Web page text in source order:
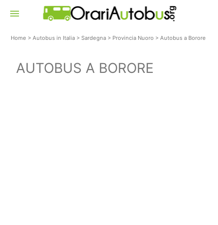
menu
Home >Autobus in Italia >Sardegna > Provincia Nuoro >Autobus a Borore
AUTOBUS A BORORE